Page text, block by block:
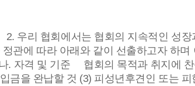
우리 협회에서는 협회의 지속적인 성
임 회장을 정관에 따라 아래
격 및 기준 협회의 목적과 취지에 찬
금을 완납할 것 (3) 피성년후견인 또는